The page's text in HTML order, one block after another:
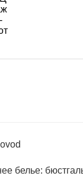
белье: